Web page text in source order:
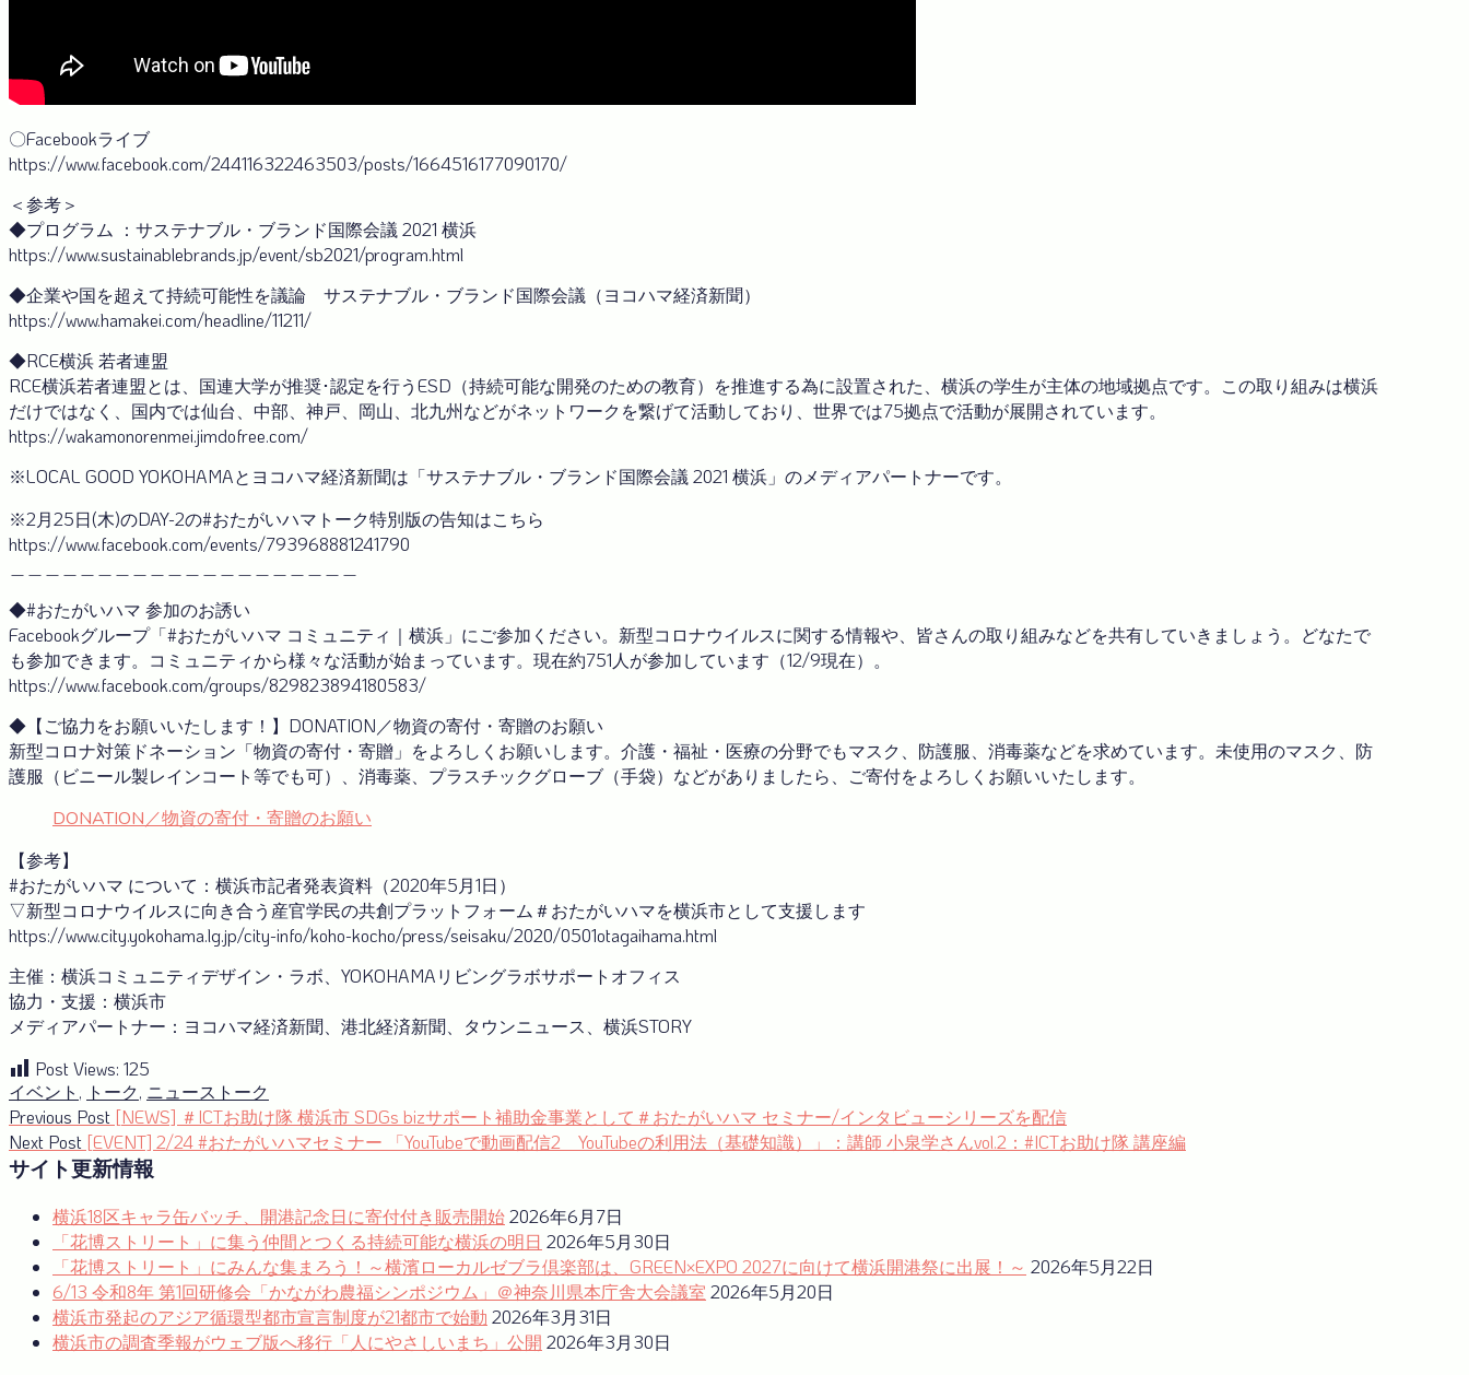
〇Facebookライブ
https://www.facebook.com/244116322463503/posts/1664516177090170/
＜参考＞
◆プログラム ：サステナブル・ブランド国際会議 2021 横浜
https://www.sustainablebrands.jp/event/sb2021/program.html
◆企業や国を超えて持続可能性を議論 サステナブル・ブランド国際会議（ヨコハマ経済新聞）
https://www.hamakei.com/headline/11211/
◆RCE横浜 若者連盟
RCE横浜若者連盟とは、国連大学が推奨･認定を行うESD（持続可能な開発のための教育）を推進する為に設置された、横浜の学生が主体の地域拠点です。この取り組みは横浜
だけではなく、国内では仙台、中部、神戸、岡山、北九州などがネットワークを繋げて活動しており、世界では75拠点で活動が展開されています。
https://wakamonorenmei.jimdofree.com/
※LOCAL GOOD YOKOHAMAとヨコハマ経済新聞は「サステナブル・ブランド国際会議 2021 横浜」のメディアパートナーです。
※2月25日(木)のDAY-2の#おたがいハマトーク特別版の告知はこちら
https://www.facebook.com/events/793968881241790
◆#おたがいハマ 参加のお誘い
Facebookグループ「#おたがいハマ コミュニティ｜横浜」にご参加ください。新型コロナウイルスに関する情報や、皆さんの取り組みなどを共有していきましょう。どなたで
も参加できます。コミュニティから様々な活動が始まっています。現在約751人が参加しています（12/9現在）。
https://www.facebook.com/groups/829823894180583/
◆【ご協力をお願いいたします！】DONATION／物資の寄付・寄贈のお願い
新型コロナ対策ドネーション「物資の寄付・寄贈」をよろしくお願いします。介護・福祉・医療の分野でもマスク、防護服、消毒薬などを求めています。未使用のマスク、防
護服（ビニール製レインコート等でも可）、消毒薬、プラスチックグローブ（手袋）などがありましたら、ご寄付をよろしくお願いいたします。
DONATION／物資の寄付・寄贈のお願い
【参考】
#おたがいハマ について：横浜市記者発表資料（2020年5月1日）
▽新型コロナウイルスに向き合う産官学⺠の共創プラットフォーム＃おたがいハマを横浜市として支援します
https://www.city.yokohama.lg.jp/city-info/koho-kocho/press/seisaku/2020/0501otagaihama.html
主催：横浜コミュニティデザイン・ラボ、YOKOHAMAリビングラボサポートオフィス
協力・支援：横浜市
メディアパートナー：ヨコハマ経済新聞、港北経済新聞、タウンニュース、横浜STORY
Post Views: 125
イベント , トーク, ニュース トーク
投
稿
ナ
ビ
ゲ
ー
シ
Previous Post Previous
post:
[NEWS] ＃ICTお助け隊 横浜市 SDGs bizサポート補助金事業として＃おたがいハマ セミナー/インタビューシリーズを配信
Next Post Next
post:
[EVENT] 2/24 #おたがいハマセミナー 「YouTubeで動画配信2 YouTubeの利用法（基礎知識）」：講師 小泉学さんvol.2：#ICTお助け隊 講座編
サイト更新情報
横浜18区キャラ缶バッチ、開港記念日に寄付付き販売開始2026年6月7日
「花博ストリート」に集う仲間とつくる持続可能な横浜の明日 2026年5月30日
「花博ストリート」にみんな集まろう！～横濱ローカルゼブラ倶楽部は、GREEN×EXPO 2027に向けて横浜開港祭に出展！～ 2026年5月22日
6/13 令和8年 第1回研修会「かながわ農福シンポジウム」＠神奈川県本庁舎大会議室 2026年5月20日
横浜市発起のアジア循環型都市宣言制度が21都市で始動 2026年3月31日
横浜市の調査季報がウェブ版へ移行「人にやさしいまち」公開 2026年3月30日